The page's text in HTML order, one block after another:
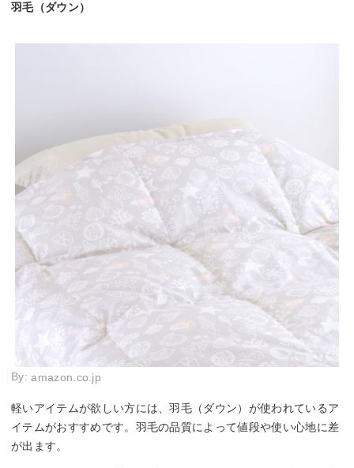
羽毛（ダウン）
By:amazon.co.jp
軽いアイテムが欲しい方には、羽毛（ダウン）が使われているア
イテムがおすすめです。羽毛の品質によって値段や使い心地に差
が出ます。